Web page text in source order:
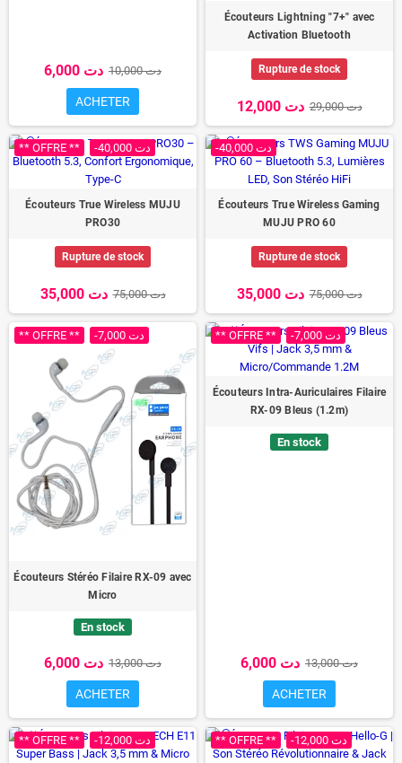
6,000 دت 10,000 دت
ACHETER
Écouteurs Lightning "7+" avec
Activation Bluetooth
Rupture de stock
12,000 دت 29,000 دت
** OFFRE ** -40,000 دت
Écouteurs True Wireless MUJU
PRO30
Rupture de stock
35,000 دت 75,000 دت
-40,000 دت
Écouteurs True Wireless Gaming
MUJU PRO 60
Rupture de stock
35,000 دت 75,000 دت
** OFFRE ** -7,000 دت
Écouteurs Stéréo Filaire RX-09 avec
Micro
En stock
6,000 دت 13,000 دت
ACHETER
** OFFRE ** -7,000 دت
Écouteurs Intra-Auriculaires Filaire
RX-09 Bleus (1.2m)
En stock
6,000 دت 13,000 دت
ACHETER
** OFFRE ** -12,000 دت ** OFFRE ** -12,000 دت